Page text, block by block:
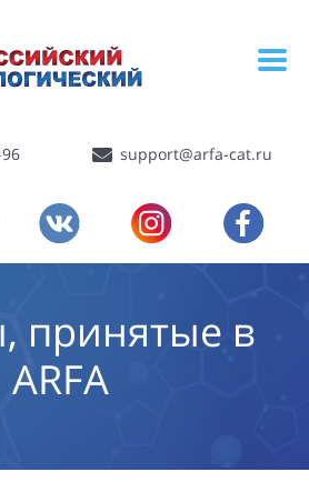
support@arfa-cat.ru
принятые в
ARFA